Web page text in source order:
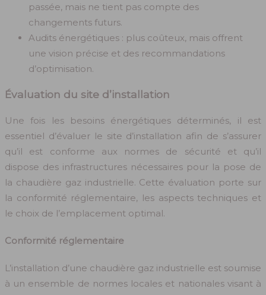
passée, mais ne tient pas compte des
changements futurs.
Audits énergétiques : plus coûteux, mais offrent
une vision précise et des recommandations
d’optimisation.
Évaluation du site d’installation
Une fois les besoins énergétiques déterminés, il est
essentiel d’évaluer le site d’installation afin de s’assurer
qu’il est conforme aux normes de sécurité et qu’il
dispose des infrastructures nécessaires pour la pose de
la chaudière gaz industrielle. Cette évaluation porte sur
la conformité réglementaire, les aspects techniques et
le choix de l’emplacement optimal.
Conformité réglementaire
L’installation d’une chaudière gaz industrielle est soumise
à un ensemble de normes locales et nationales visant à